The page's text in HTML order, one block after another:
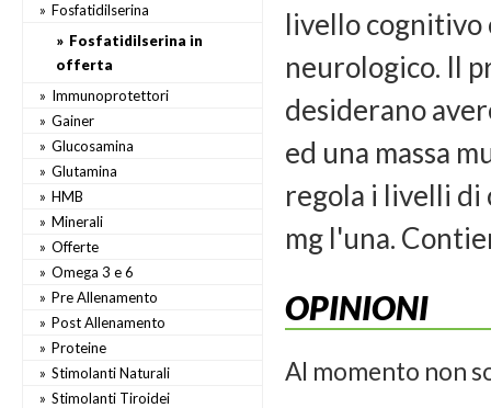
Fosfatidilserina
Fosfatidilserina in
offerta
Immunoprotettori
Gainer
Glucosamina
Glutamina
HMB
Minerali
Offerte
Omega 3 e 6
Pre Allenamento
Post Allenamento
Proteine
Stimolanti Naturali
Stimolanti Tiroidei
livello cognitivo
neurologico. Il
desiderano
ed una massa
regola i livelli di
mg l'una.
OPINIONI
Al momento non